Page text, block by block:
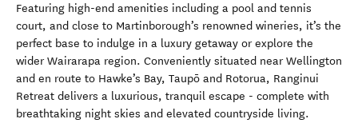
Featuring high-end amenities including a pool and tennis
court, and close to Martinborough’s renowned wineries, it’s the
perfect base to indulge in a luxury getaway or explore the
wider Wairarapa region. Conveniently situated near Wellington
and en route to Hawke’s Bay, Taupō and Rotorua, Ranginui
Retreat delivers a luxurious, tranquil escape - complete with
breathtaking night skies and elevated countryside living.